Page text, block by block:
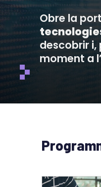
Obre la
descobrir
moment a